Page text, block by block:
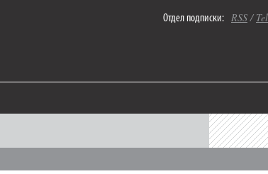
Отдел подписки: RSS/